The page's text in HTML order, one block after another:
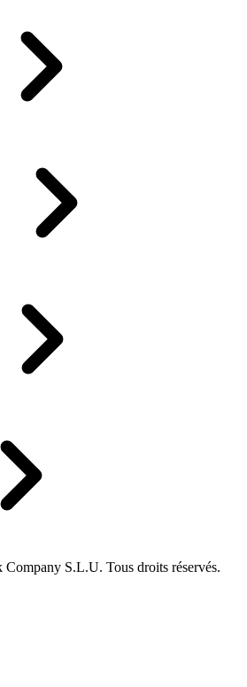
S.L.U. Tous droits réservés.